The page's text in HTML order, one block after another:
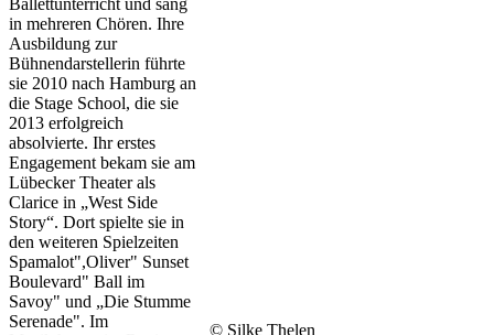
© Silke Thelen
in mehreren Chören. Ihre
Ausbildung zur
Bühnendarstellerin führte
sie 2010 nach Hamburg an
die Stage School, die sie
2013 erfolgreich
absolvierte. Ihr erstes
Engagement bekam sie am
Lübecker Theater als
Clarice in „West Side
Story“. Dort spielte sie in
den weiteren Spielzeiten
Spamalot",Oliver" Sunset
Boulevard" Ball im
Savoy" und „Die Stumme
Serenade". Im